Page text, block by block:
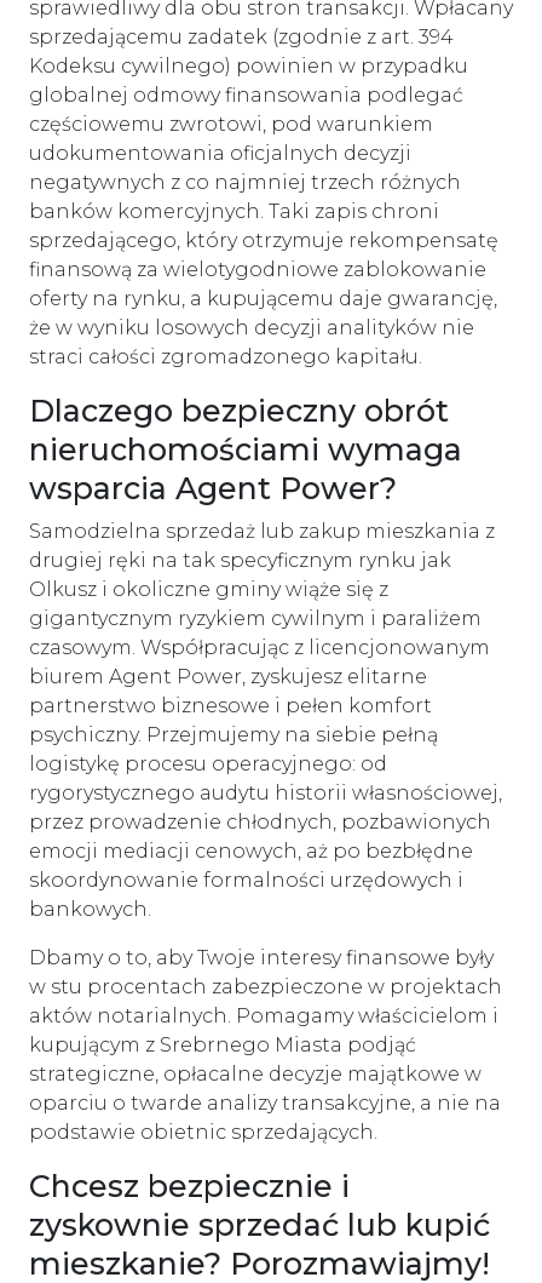
sprawiedliwy dla obu stron transakcji. Wpłacany
sprzedającemu zadatek (zgodnie z art. 394
Kodeksu cywilnego) powinien w przypadku
globalnej odmowy finansowania podlegać
częściowemu zwrotowi, pod warunkiem
udokumentowania oficjalnych decyzji
negatywnych z co najmniej trzech różnych
banków komercyjnych. Taki zapis chroni
sprzedającego, który otrzymuje rekompensatę
finansową za wielotygodniowe zablokowanie
oferty na rynku, a kupującemu daje gwarancję,
że w wyniku losowych decyzji analityków nie
straci całości zgromadzonego kapitału.
Dlaczego bezpieczny obrót
nieruchomościami wymaga
wsparcia Agent Power?
Samodzielna sprzedaż lub zakup mieszkania z
drugiej ręki na tak specyficznym rynku jak
Olkusz i okoliczne gminy wiąże się z
gigantycznym ryzykiem cywilnym i paraliżem
czasowym. Współpracując z licencjonowanym
biurem Agent Power, zyskujesz elitarne
partnerstwo biznesowe i pełen komfort
psychiczny. Przejmujemy na siebie pełną
logistykę procesu operacyjnego: od
rygorystycznego audytu historii własnościowej,
przez prowadzenie chłodnych, pozbawionych
emocji mediacji cenowych, aż po bezbłędne
skoordynowanie formalności urzędowych i
bankowych.
Dbamy o to, aby Twoje interesy finansowe były
w stu procentach zabezpieczone w projektach
aktów notarialnych. Pomagamy właścicielom i
kupującym z Srebrnego Miasta podjąć
strategiczne, opłacalne decyzje majątkowe w
oparciu o twarde analizy transakcyjne, a nie na
podstawie obietnic sprzedających.
Chcesz bezpiecznie i
zyskownie sprzedać lub kupić
mieszkanie? Porozmawiajmy!